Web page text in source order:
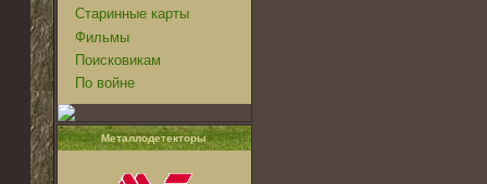
Старинные карты
Фильмы
Поисковикам
По войне
Металлодетекторы